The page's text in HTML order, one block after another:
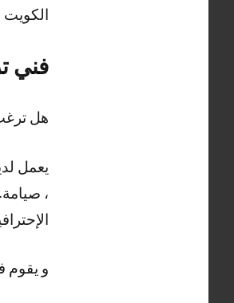
الكويت
فني
هل
يعمل
،
و يقوم